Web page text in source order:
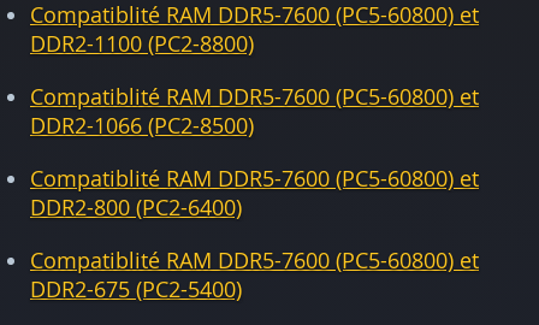
Compatiblité RAM DDR5-7600 (PC5-60800) et
DDR2-1100 (PC2-8800)
Compatiblité RAM DDR5-7600 (PC5-60800) et
DDR2-1066 (PC2-8500)
Compatiblité RAM DDR5-7600 (PC5-60800) et
DDR2-800 (PC2-6400)
Compatiblité RAM DDR5-7600 (PC5-60800) et
DDR2-675 (PC2-5400)